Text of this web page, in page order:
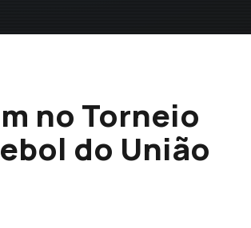
no Torneio
do União